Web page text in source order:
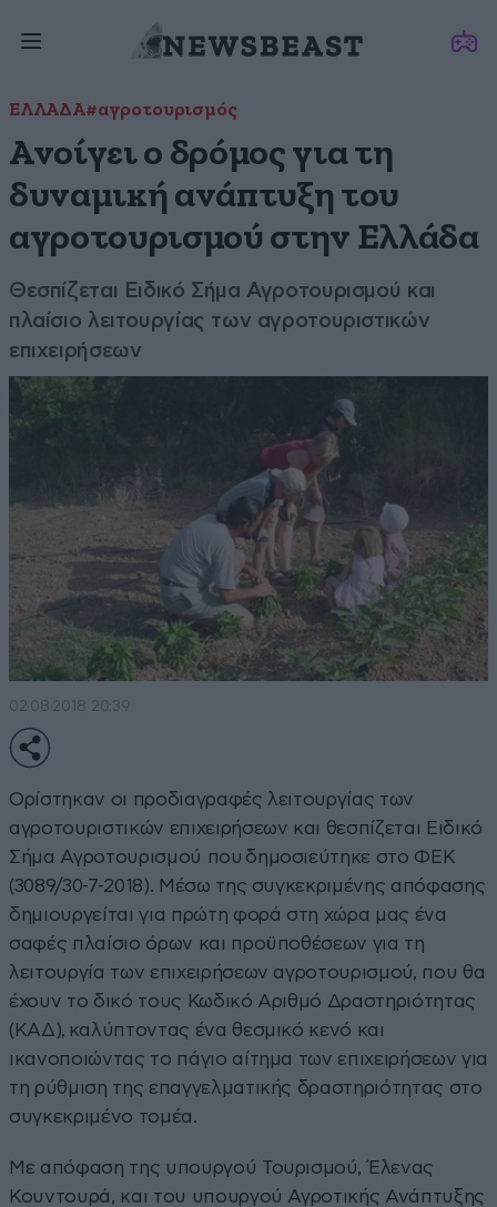
ΕΛΛΑΔΑ#αγροτουρισμός
Ανοίγει ο δρόμος για τη
δυναμική ανάπτυξη του
αγροτουρισμού στην Ελλάδα
Θεσπίζεται Ειδικό Σήμα Αγροτουρισμού και
πλαίσιο λειτουργίας των αγροτουριστικών
επιχειρήσεων
02·08·2018 20:39
Ορίστηκαν οι προδιαγραφές λειτουργίας των
αγροτουριστικών επιχειρήσεων και θεσπίζεται Ειδικό
Σήμα Αγροτουρισμού που δημοσιεύτηκε στο ΦΕΚ
(3089/30-7-2018). Μέσω της συγκεκριμένης απόφασης
δημιουργείται για πρώτη φορά στη χώρα μας ένα
σαφές πλαίσιο όρων και προϋποθέσεων για τη
λειτουργία των επιχειρήσεων αγροτουρισμού, που θα
έχουν το δικό τους Κωδικό Αριθμό Δραστηριότητας
(ΚΑΔ), καλύπτοντας ένα θεσμικό κενό και
ικανοποιώντας το πάγιο αίτημα των επιχειρήσεων για
τη ρύθμιση της επαγγελματικής δραστηριότητας στο
συγκεκριμένο τομέα.
Με απόφαση της υπουργού Τουρισμού, Έλενας
Κουντουρά, και του υπουργού Αγροτικής Ανάπτυξης